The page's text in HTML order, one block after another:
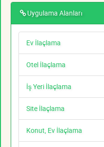
Uygulama Alanları
Ev İlaçlama
Otel İlaçlama
İş Yeri İlaçlama
Site İlaçlama
Konut, Ev İlaçlama